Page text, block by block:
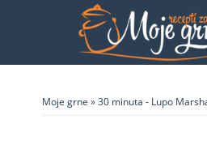
Moje grne »30 minuta - Lupo